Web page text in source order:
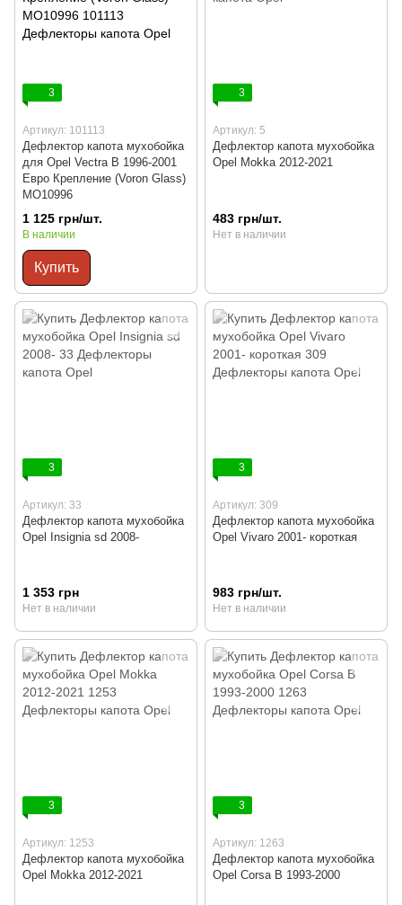
3
Артикул: 101113
Дефлектор капота мухобойка
для Opel Vectra B 1996-2001
Евро Крепление (Voron Glass)
MO10996
1 125 грн/шт.
В наличии
Купить
3
Артикул: 5
Дефлектор капота мухобойка
Opel Mokka 2012-2021
483 грн/шт.
Нет в наличии
3
Артикул: 33
Дефлектор капота мухобойка
Opel Insignia sd 2008-
1 353 грн
Нет в наличии
3
Артикул: 309
Дефлектор капота мухобойка
Opel Vivaro 2001- короткая
983 грн/шт.
Нет в наличии
3
Артикул: 1253
Дефлектор капота мухобойка
Opel Mokka 2012-2021
3
Артикул: 1263
Дефлектор капота мухобойка
Opel Corsa B 1993-2000